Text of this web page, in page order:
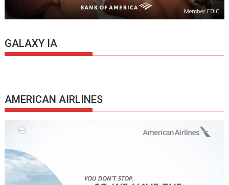
GALAXY IA
AMERICAN AIRLINES